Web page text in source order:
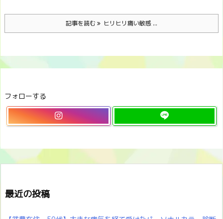
記事を読む ヒリヒリ痛い敏感 ...
フォローする
最近の投稿